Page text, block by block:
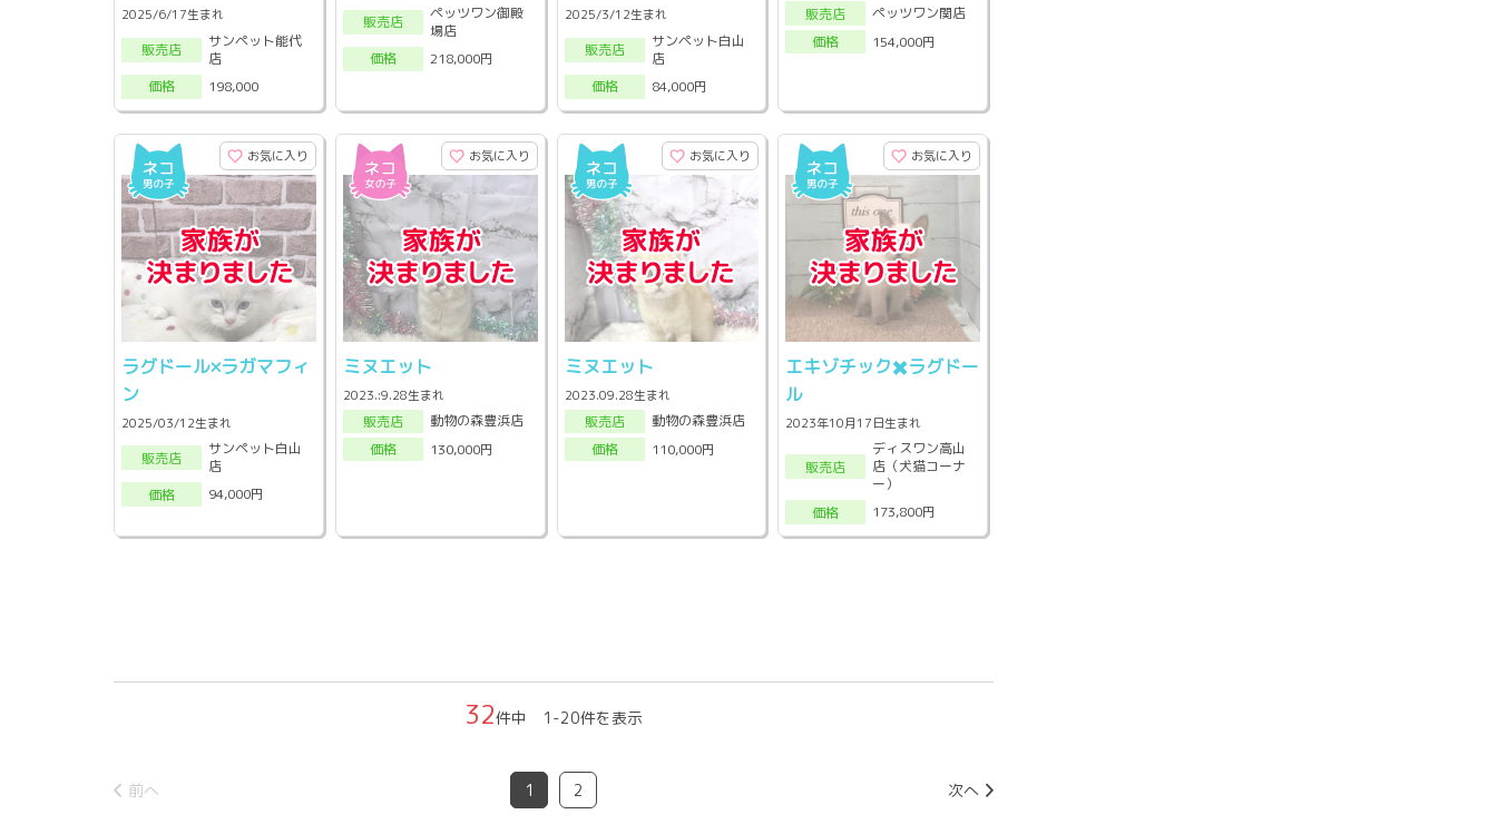
2025/6/17生まれ
販売店
サンペット能代
店
価格
198,000
販売店
ペッツワン御殿
場店
価格
218,000円
2025/3/12生まれ
販売店
サンペット白山
店
価格
84,000円
販売店
ペッツワン関店
価格
154,000円
お気に入り
ラグドール×ラガマフィ
ン
2025/03/12生まれ
販売店
サンペット白山
店
価格
94,000円
お気に入り
ミヌエット
2023.:9.28生まれ
販売店
動物の森豊浜店
価格
130,000円
お気に入り
ミヌエット
2023.09.28生まれ
販売店
動物の森豊浜店
価格
110,000円
お気に入り
エキゾチック✖️ラグドー
ル
2023年10月17日生まれ
販売店
ディスワン高山
店（犬猫コーナ
ー）
価格
173,800円
32件中 1-20件を表示
前へ 1 2 次へ